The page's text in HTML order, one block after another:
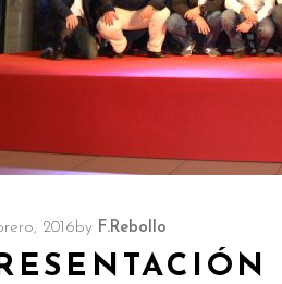
2016by F.Rebollo